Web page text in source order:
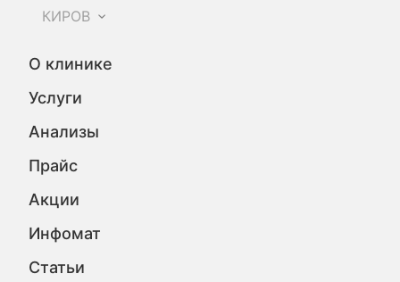
КИРОВ
О клинике
Услуги
Анализы
Прайс
Акции
Инфомат
Статьи